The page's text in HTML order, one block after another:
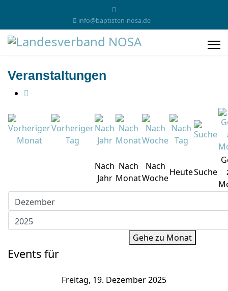
info@baptisten-nosa.de
Veranstaltungen
Nach
Jahr
Nach
Monat
Nach
Woche
HeuteSuche
Gehe zu Monat
Events für
Freitag, 19. Dezember 2025